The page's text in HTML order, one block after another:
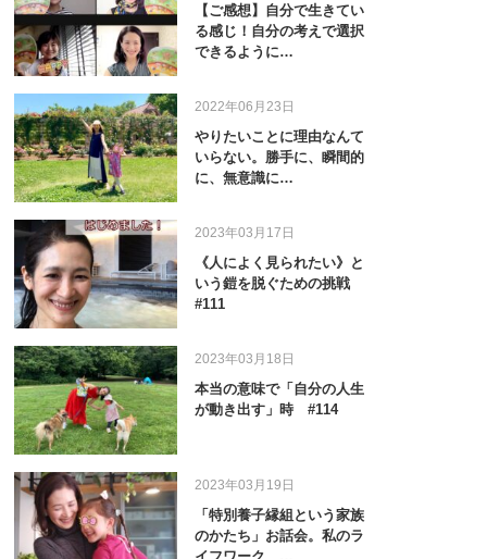
【ご感想】自分で生きてい
る感じ！自分の考えで選択
できるように…
2022年06月23日
やりたいことに理由なんて
いらない。勝手に、瞬間的
に、無意識に…
2023年03月17日
《人によく見られたい》と
いう鎧を脱ぐための挑戦
#111
2023年03月18日
本当の意味で「自分の人生
が動き出す」時 #114
2023年03月19日
「特別養子縁組という家族
のかたち」お話会。私のラ